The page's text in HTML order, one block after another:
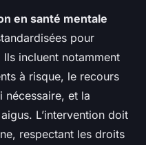
en santé mentale
pour
incluent notamment
à risque, le recours
nécessaire, et la
L’intervention doit
respectant les droits